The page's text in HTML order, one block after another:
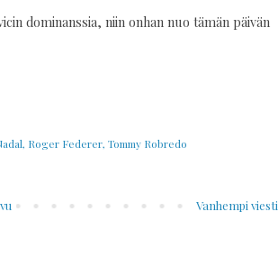
dominanssia, niin onhan nuo tämän päivän
, Roger Federer, Tommy Robredo
Vanhempi viesti